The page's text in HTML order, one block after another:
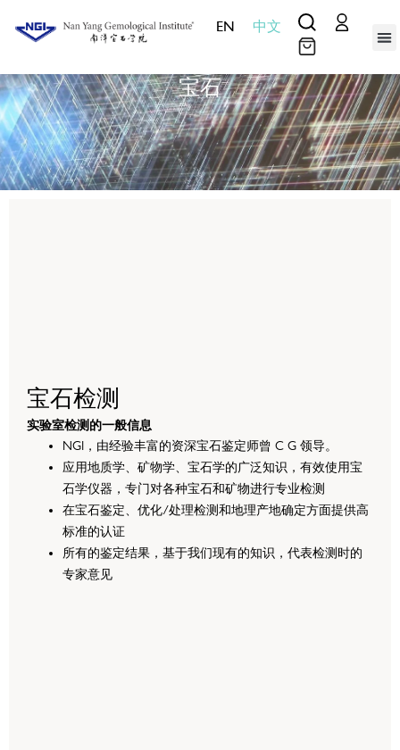
EN 中文
宝石
宝石检测
实验室检测的一般信息
NGI，由经验丰富的资深宝石鉴定师曾 C G 领导。
应用地质学、矿物学、宝石学的广泛知识，有效使用宝
石学仪器，专门对各种宝石和矿物进行专业检测
在宝石鉴定、优化/处理检测和地理产地确定方面提供高
标准的认证
所有的鉴定结果，基于我们现有的知识，代表检测时的
专家意见